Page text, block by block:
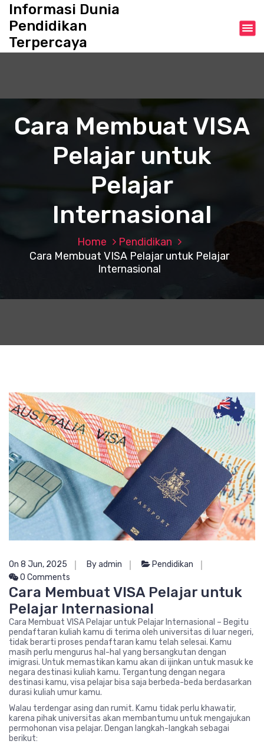
o
Informasi Dunia
Pendidikan
Terpercaya
Cara Membuat VISA
Pelajar untuk
Pelajar
Internasional
Home
Pendidikan
Cara Membuat VISA Pelajar untuk Pelajar
Internasional
On 8 Jun, 2025 By admin
Pendidikan
0 Comments
Cara Membuat VISA Pelajar untuk
Pelajar Internasional
Cara Membuat VISA Pelajar untuk Pelajar Internasional – Begitu
pendaftaran kuliah kamu di terima oleh universitas di luar negeri,
tidak berarti proses pendaftaran kamu telah selesai. Kamu
masih perlu mengurus hal-hal yang bersangkutan dengan
imigrasi. Untuk memastikan kamu akan di ijinkan untuk masuk ke
negara destinasi kuliah kamu. Tergantung dengan negara
destinasi kamu, visa pelajar bisa saja berbeda-beda berdasarkan
durasi kuliah umur kamu.
Walau terdengar asing dan rumit. Kamu tidak perlu khawatir,
karena pihak universitas akan membantumu untuk mengajukan
permohonan visa pelajar. Dengan langkah-langkah sebagai
berikut: